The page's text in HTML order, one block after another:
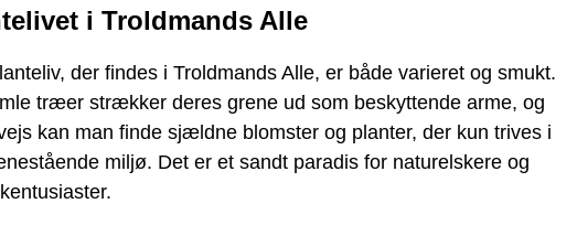
i Troldmands Alle
der findes i Troldmands Alle, er både varieret og smukt.
træer strækker deres grene ud som beskyttende arme, og
kan man finde sjældne blomster og planter, der kun trives i
miljø. Det er et sandt paradis for naturelskere og